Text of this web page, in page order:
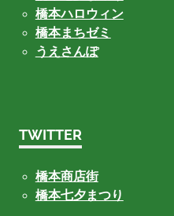
橋本ハロウィン
橋本まちゼミ
うえさんぽ
TWITTER
橋本商店街
橋本七夕まつり